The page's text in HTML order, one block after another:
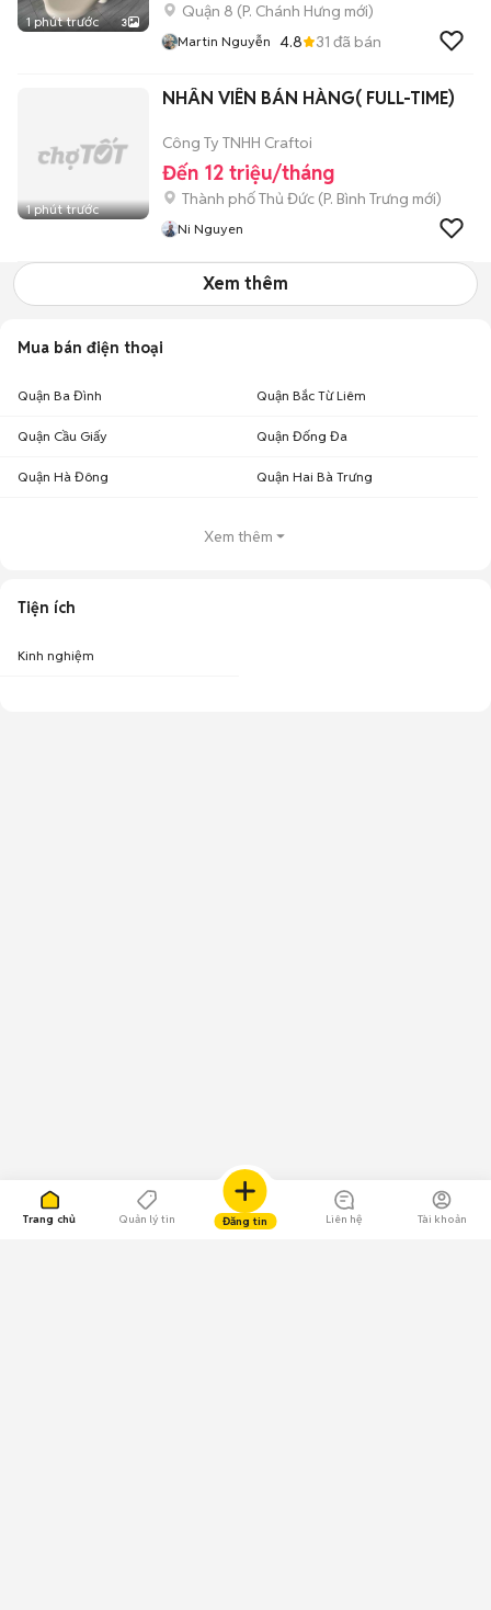
Trang chủ Quản lý tin Đăng tin Liên hệ Tài khoản
1 phút trước 3
Quận 8 (P. Chánh Hưng mới)
Martin Nguyễn 4.8 31 đã bán
1 phút trước
NHÂN VIÊN BÁN HÀNG( FULL-TIME)
Công Ty TNHH Craftoi
Đến 12 triệu/tháng
Thành phố Thủ Đức (P. Bình Trưng mới)
Ni Nguyen
Xem thêm
Mua bán điện thoại
Quận Ba Đình Quận Bắc Từ Liêm
Quận Cầu Giấy Quận Đống Đa
Quận Hà Đông Quận Hai Bà Trưng
Xem thêm
Tiện ích
Kinh nghiệm